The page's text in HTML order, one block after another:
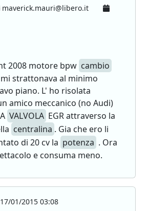
maverick.mauri@libero.it
2008 motore bpw cambio
strattonava al minimo
piano. L' ho risolata
amico meccanico (no Audi)
VALVOLA EGR attraverso la
centralina . Gia che ero li
di 20 cv la potenza . Ora
e consuma meno.
01/2015 03:08